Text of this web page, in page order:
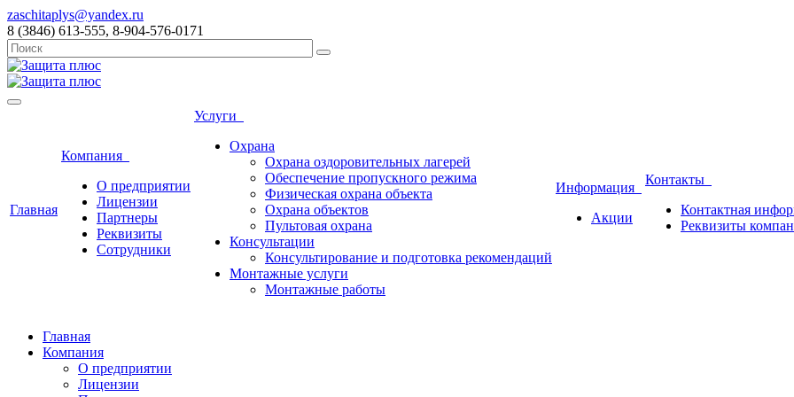
zaschitaplys@yandex.ru
8 (3846) 613-555, 8-904-576-0171
Главная
Компания
О предприятии
Лицензии
Партнеры
Реквизиты
Сотрудники
Услуги
Охрана
Охрана оздоровительных лагерей
Обеспечение пропускного режима
Физическая охрана объекта
Охрана объектов
Пультовая охрана
Консультации
Консультирование и подготовка рекомендаций
Монтажные услуги
Монтажные работы
Информация
Акции
Контакты
Контактная
Реквизиты
Главная
Компания
О предприятии
Лицензии